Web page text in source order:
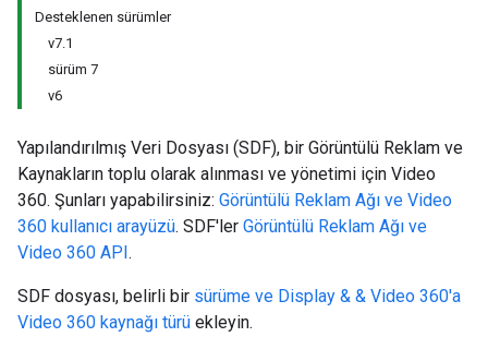
Desteklenen sürümler
v7.1
sürüm 7
v6
Yapılandırılmış Veri Dosyası (SDF), bir Görüntülü Reklam ve
Kaynakların toplu olarak alınması ve yönetimi için Video
360. Şunları yapabilirsiniz: Görüntülü Reklam Ağı ve Video
360 kullanıcı arayüzü. SDF'ler Görüntülü Reklam Ağı ve
Video 360 API.
SDF dosyası, belirli bir sürüme ve Display & & Video 360'a
Video 360 kaynağı türü ekleyin.